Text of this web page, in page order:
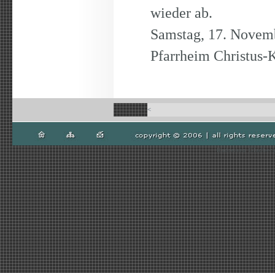
wieder ab.
Samstag, 17.
Pfarrheim Christus-
<
Radreisen